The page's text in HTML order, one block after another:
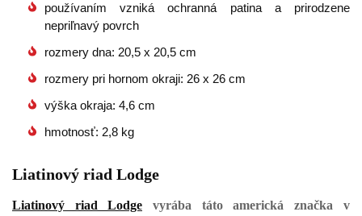
používaním vzniká ochranná patina a prirodzene
nepriľnavý povrch
rozmery dna: 20,5 x 20,5 cm
rozmery pri hornom okraji: 26 x 26 cm
výška okraja: 4,6 cm
hmotnosť: 2,8 kg
Liatinový riad Lodge
Liatinový riad Lodge vyrába táto americká značka v